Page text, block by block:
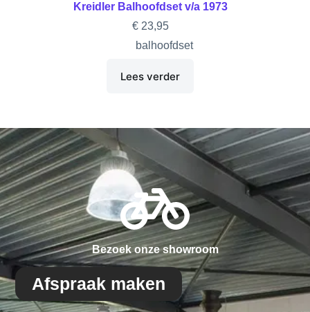
Kreidler Balhoofdset v/a 1973
€23,95
balhoofdset
Lees verder
Bezoek onze showroom
Afspraak maken